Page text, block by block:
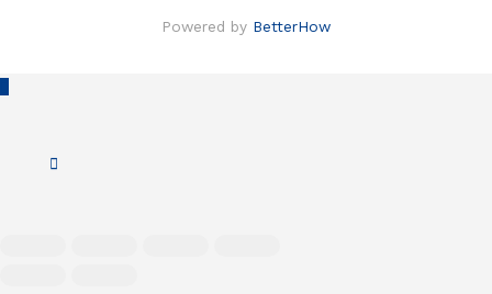
Powered by BetterHow